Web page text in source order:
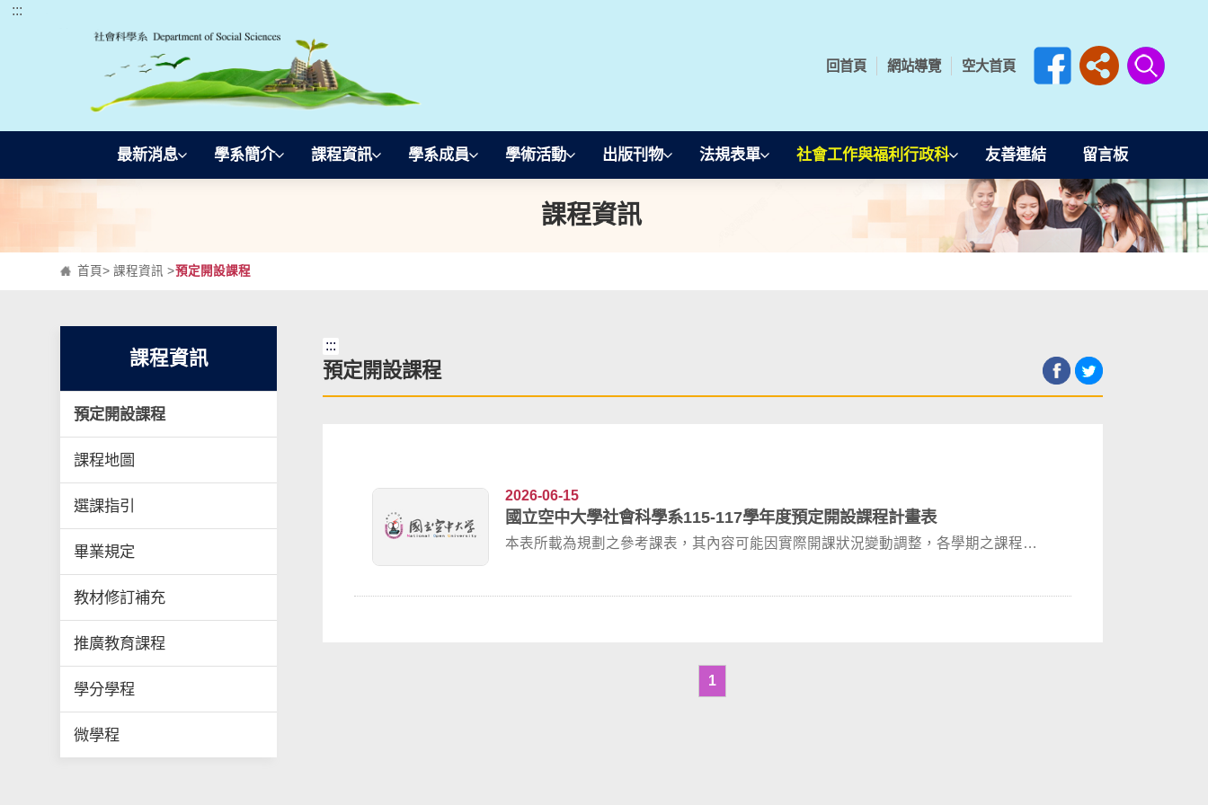
跳到主要內容區塊
:::
回首頁 網站導覽 空大首頁
最新消息 學系簡介 課程資訊 學系成員 學術活動 出版刊物 法規表單 社會工作與福利行政科 友善連結 留言板
課程資訊
首頁>課程資訊 >預定開設課程
課程資訊
預定開設課程
課程地圖
選課指引
畢業規定
教材修訂補充
推廣教育課程
學分學程
微學程
:::
預定開設課程
2026-06-15
國立空中大學社會科學系115-117學年度預定開設課程計畫表
本表所載為規劃之參考課表，其內容可能因實際開課狀況變動調整，各學期之課程仍
1